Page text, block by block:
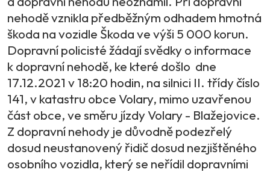
nehodě vznikla předběžným odhadem hmotná
škoda na vozidle Škoda ve výši 5 000 korun.
Dopravní policisté žádají svědky o informace
k dopravní nehodě, ke které došlo dne
17.12.2021 v 18:20 hodin, na silnici II. třídy číslo
141, v katastru obce Volary, mimo uzavřenou
část obce, ve směru jízdy Volary - Blažejovice.
Z dopravní nehody je důvodně podezřelý
dosud neustanovený řidič dosud nezjištěného
osobního vozidla, který se neřídil dopravními